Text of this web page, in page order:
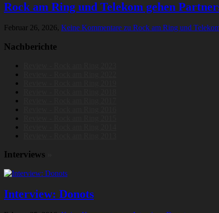
Rock am Ring und Telekom gehen
Februar 26, 2026, Keine Kommentare zu Rock am Ring und
Nachberichte
Interviews
Interview: Donots